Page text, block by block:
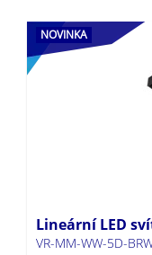
NOVINKA
Lineární LED
VR-MM-WW-5D-